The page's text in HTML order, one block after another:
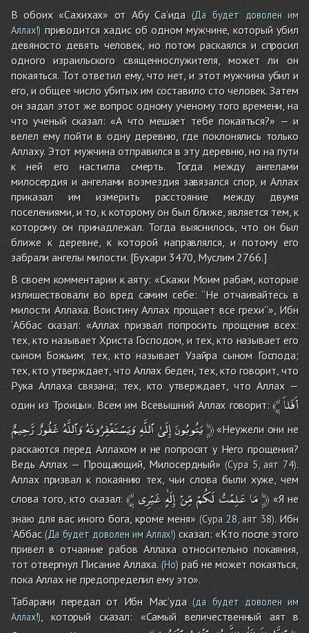
В обоих «Сахихах» от Абу Са’ида (Да будет доволен им
Аллах!) приводится хадис об одном мужчине, который убил
девяносто девять человек, но потом раскаялся и спросил
одного израильского священнослужителя, может ли он
покаяться. Тот ответил ему, что нет, и этот мужчина убил и
его, и общее число убитых им составило сто человек. Затем
он задал этот же вопрос одному ученому того времени, на
что ученый сказал: «А что мешает тебе покаяться?» — и
велел ему пойти в одну деревню, где поклонялись только
Аллаху. Этот мужчина отправился в эту деревню, но на пути
к ней его настигла смерть. Тогда между ангелами
милосердия и ангелами возмездия завязался спор, и Аллах
приказал им измерить расстояние между двумя
поселениями, и то, к которому он был ближе, является тем, к
которому он принадлежал. Тогда выяснилось, что он был
ближе к деревне, к которой направлялся, и потому его
забрали ангелы милости. [Бухари 3470, Муслим 2766.]
В своем комментарии к аяту: «Скажи Моим рабам, которые
излишествовали во вред самим себе: “Не отчаивайтесь в
милости Аллаха. Воистину Аллах прощает все грехи”», Ибн
‘Аббас сказал: «Аллах призвал попросить прощения всех:
тех, кто называет Христа Господом, и тех, кто называет его
сыном Божьим; тех, кто называет Узайра сыном Господа;
тех, кто утверждает, что Аллах беден, тех, кто говорит, что
Рука Аллаха связана; тех, кто утверждает, что Аллах —
один из Троицы». Всем им Всевышний Аллах говорит:﴾أَفَلاَ
يَتُوبُونَإِلَىٰٱللَّهِوَيَسْتَغْفِرُونَهُوَٱللَّهُغَفُورٌرَّحِيمٌ ﴿«Неужели они не
раскаются перед Аллахом и не попросят у Него прощения?
Ведь Аллах — Прощающий, Милосердный» (Сура 5, аят 74).
Аллах призвал к покаянию тех, чьи слова были хуже, чем
слова того, кто сказал:﴾ مَاعَلِمْتُلَكُمْمِّنْإِلَٰهٍغَيْرِى ﴿«Я не
знаю для вас иного бога, кроме меня»(Сура 28, аят 38). Ибн
‘Аббас(Да будет доволен им Аллах!) сказал: «Кто после этого
привел в отчаяние рабов Аллаха относительно покаяния,
тот отвергнул Писание Аллаха. (Но) раб не может покаяться,
пока Аллах не предопределил ему это».
Табарани передал от Ибн Мас’уда (да будет доволен им
Аллах!) , который сказал: «Самый величественный аят в